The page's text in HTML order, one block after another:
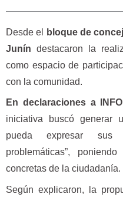
Desde el
bloque de
Junín destacaron la
como espacio de
con la comunidad.
En declaraciones a
iniciativa buscó generar
pueda expresar sus
problemáticas”,
concretas de la ciudadanía.
Según explicaron, la